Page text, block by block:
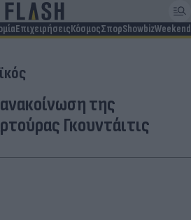
ΕπιχειρήσειςΚόσμοςΣπορShowbizWeekend
της
Γκουντάιτις